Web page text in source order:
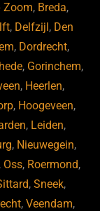
Zoom, Breda,
, Delfzijl , Den
, Dordrecht,
, Gorinchem,
, Heerlen,
, Hoogeveen,
, Leiden,
, Nieuwegein,
, Oss, Roermond,
, Sneek,
,Veendam,